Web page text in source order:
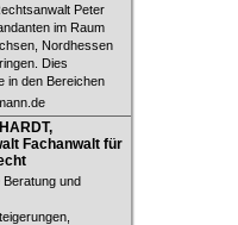
Peter
im Raum
Nordhessen
Dies
in den Bereichen
Rechtsanwalt
Insolvenzrecht
Fachanwalt für
Beratung und